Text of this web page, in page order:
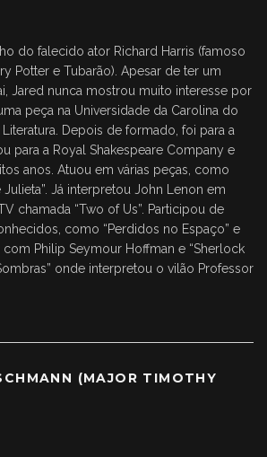
do falecido ator Richard Harris (famoso
Potter e Tubarão). Apesar de ter um
Jared nunca mostrou muito interesse por
peça na Universidade da Carolina do
Depois de formado, foi para a
para a Royal Shakespeare Company e
anos. Atuou em várias peças, como
Julieta”. Já interpretou John Lenon em
chamada “Two of Us”. Participou de
como “Perdidos no Espaço” e
com Philip Seymour Hoffman e “Sherlock
onde interpretou o vilão Professor
(MAJOR TIMOTHY